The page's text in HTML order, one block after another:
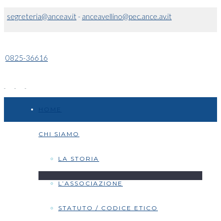
segreteria@anceav.it- anceavellino@pec.ance.av.it
0825-36616
CHI SIAMO
LA STORIA
L’ASSOCIAZIONE
STATUTO / CODICE ETICO